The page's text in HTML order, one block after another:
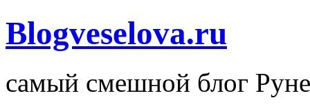
Blogveselova.ru
самый смешной блог